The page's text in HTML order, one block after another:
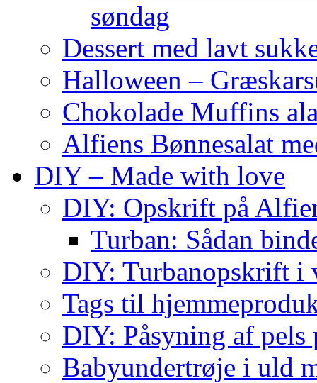
søndag
Dessert med lavt
Halloween –
Chokolade Muffins
Alfiens Bønnesalat
DIY – Made with love
DIY: Opskrift på
Turban: Sådan
DIY: Turbanopskrift i
Tags til
DIY: Påsyning af
Babyundertrøje i uld